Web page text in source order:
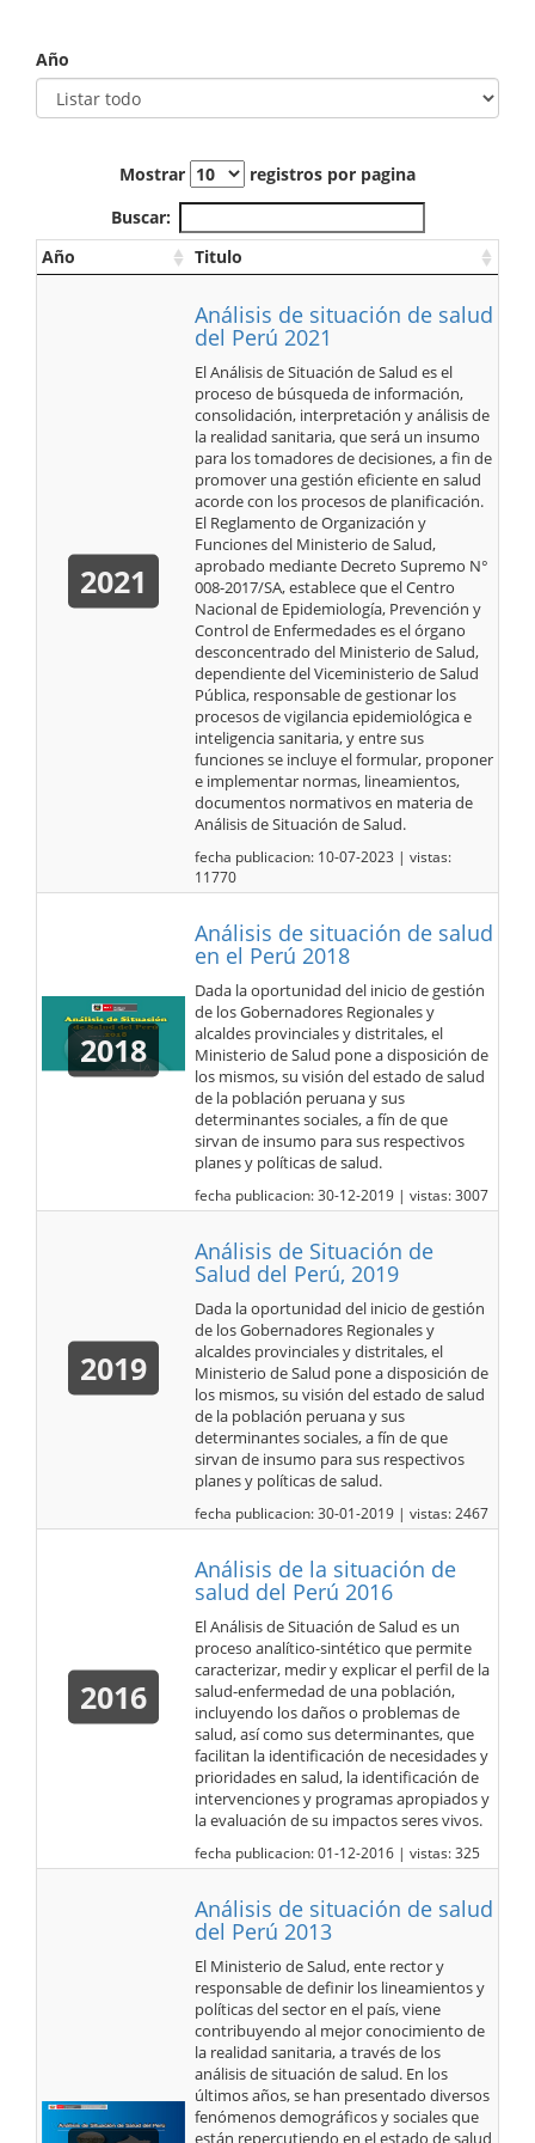
Año
Mostrar
registros por pagina
Buscar:
Año
Titulo
2021
Análisis de situación de salud
del Perú 2021
El Análisis de Situación de Salud es el
proceso de búsqueda de información,
consolidación, interpretación y análisis de
la realidad sanitaria, que será un insumo
para los tomadores de decisiones, a fin de
promover una gestión eficiente en salud
acorde con los procesos de planificación.
El Reglamento de Organización y
Funciones del Ministerio de Salud,
aprobado mediante Decreto Supremo N°
008-2017/SA, establece que el Centro
Nacional de Epidemiología, Prevención y
Control de Enfermedades es el órgano
desconcentrado del Ministerio de Salud,
dependiente del Viceministerio de Salud
Pública, responsable de gestionar los
procesos de vigilancia epidemiológica e
inteligencia sanitaria, y entre sus
funciones se incluye el formular, proponer
e implementar normas, lineamientos,
documentos normativos en materia de
Análisis de Situación de Salud.
fecha publicacion: 10-07-2023 | vistas:
11770
2018
Análisis de situación de salud
en el Perú 2018
Dada la oportunidad del inicio de gestión
de los Gobernadores Regionales y
alcaldes provinciales y distritales, el
Ministerio de Salud pone a disposición de
los mismos, su visión del estado de salud
de la población peruana y sus
determinantes sociales, a fín de que
sirvan de insumo para sus respectivos
planes y políticas de salud.
fecha publicacion: 30-12-2019 | vistas: 3007
2019
Análisis de Situación de
Salud del Perú, 2019
Dada la oportunidad del inicio de gestión
de los Gobernadores Regionales y
alcaldes provinciales y distritales, el
Ministerio de Salud pone a disposición de
los mismos, su visión del estado de salud
de la población peruana y sus
determinantes sociales, a fín de que
sirvan de insumo para sus respectivos
planes y políticas de salud.
fecha publicacion: 30-01-2019 | vistas: 2467
2016
Análisis de la situación de
salud del Perú 2016
El Análisis de Situación de Salud es un
proceso analítico-sintético que permite
caracterizar, medir y explicar el perfil de la
salud-enfermedad de una población,
incluyendo los daños o problemas de
salud, así como sus determinantes, que
facilitan la identificación de necesidades y
prioridades en salud, la identificación de
intervenciones y programas apropiados y
la evaluación de su impactos seres vivos.
fecha publicacion: 01-12-2016 | vistas: 325
Análisis de situación de salud
del Perú 2013
El Ministerio de Salud, ente rector y
responsable de definir los lineamientos y
políticas del sector en el país, viene
contribuyendo al mejor conocimiento de
la realidad sanitaria, a través de los
análisis de situación de salud. En los
últimos años, se han presentado diversos
fenómenos demográficos y sociales que
están repercutiendo en el estado de salud